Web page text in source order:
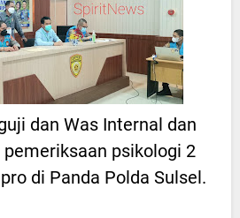
dan Was Internal dan
psikologi 2
di Panda Polda Sulsel.